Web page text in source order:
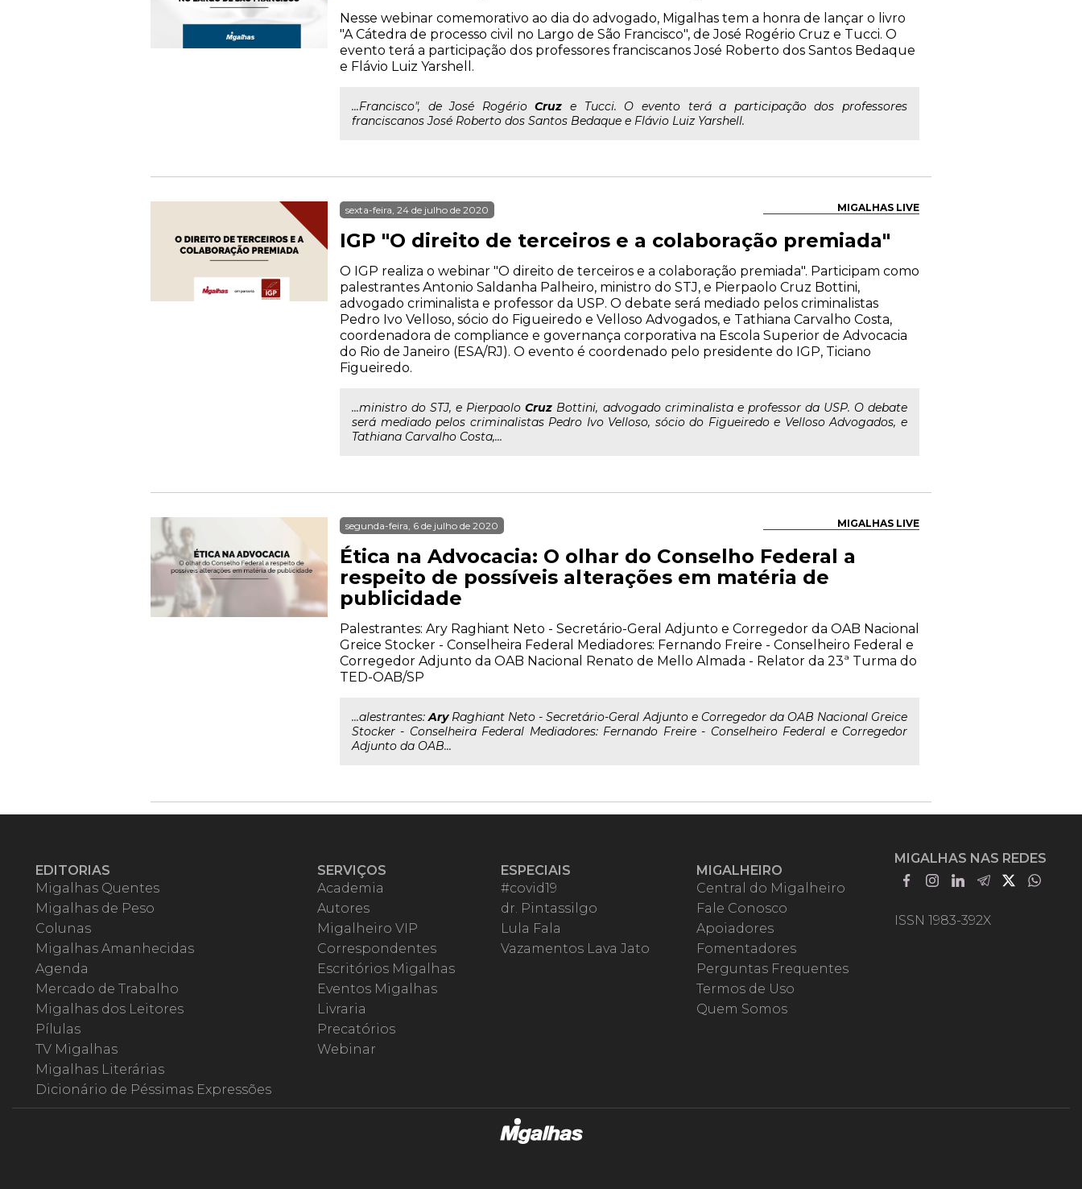
Nesse webinar comemorativo ao dia do advogado, Migalhas tem a honra de lançar o livro
"A Cátedra de processo civil no Largo de São Francisco", de José Rogério Cruz e Tucci. O
evento terá a participação dos professores franciscanos José Roberto dos Santos Bedaque
e Flávio Luiz Yarshell.
...Francisco", de José RogérioCruz e Tucci. O evento terá a participação dos professores
franciscanos José Roberto dos Santos Bedaque e Flávio Luiz Yarshell.
MIGALHAS LIVE
sexta-feira, 24 de julho de 2020
IGP "O direito de terceiros e a colaboração premiada"
O IGP realiza o webinar "O direito de terceiros e a colaboração premiada". Participam como
palestrantes Antonio Saldanha Palheiro, ministro do STJ, e Pierpaolo Cruz Bottini,
advogado criminalista e professor da USP. O debate será mediado pelos criminalistas
Pedro Ivo Velloso, sócio do Figueiredo e Velloso Advogados, e Tathiana Carvalho Costa,
coordenadora de compliance e governança corporativa na Escola Superior de Advocacia
do Rio de Janeiro (ESA/RJ). O evento é coordenado pelo presidente do IGP, Ticiano
Figueiredo.
...ministro do STJ, e PierpaoloCruz Bottini, advogado criminalista e professor da USP. O debate
será mediado pelos criminalistas Pedro Ivo Velloso, sócio do Figueiredo e Velloso Advogados, e
Tathiana Carvalho Costa,...
MIGALHAS LIVE
segunda-feira, 6 de julho de 2020
Ética na Advocacia: O olhar do Conselho Federal a
respeito de possíveis alterações em matéria de
publicidade
Palestrantes: Ary Raghiant Neto - Secretário-Geral Adjunto e Corregedor da OAB Nacional
Greice Stocker - Conselheira Federal Mediadores: Fernando Freire - Conselheiro Federal e
Corregedor Adjunto da OAB Nacional Renato de Mello Almada - Relator da 23ª Turma do
TED-OAB/SP
...alestrantes:AryRaghiant Neto - Secretário-Geral Adjunto e Corregedor da OAB Nacional Greice
Stocker - Conselheira Federal Mediadores: Fernando Freire - Conselheiro Federal e Corregedor
Adjunto da OAB...
EDITORIAS
Migalhas Quentes
Migalhas de Peso
Colunas
Migalhas Amanhecidas
Agenda
Mercado de Trabalho
Migalhas dos Leitores
Pílulas
TV Migalhas
Migalhas Literárias
Dicionário de Péssimas Expressões
SERVIÇOS
Academia
Autores
Migalheiro VIP
Correspondentes
Escritórios Migalhas
Eventos Migalhas
Livraria
Precatórios
Webinar
ESPECIAIS
#covid19
dr. Pintassilgo
Lula Fala
Vazamentos Lava Jato
MIGALHEIRO
Central do Migalheiro
Fale Conosco
Apoiadores
Fomentadores
Perguntas Frequentes
Termos de Uso
Quem Somos
MIGALHAS NAS REDES
ISSN 1983-392X